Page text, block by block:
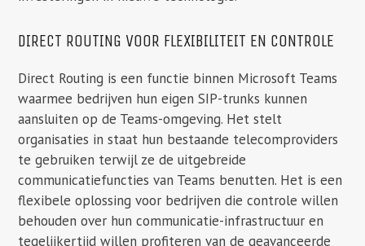
DIRECT ROUTING VOOR FLEXIBILITEIT EN CONTROLE
Direct Routing is een functie binnen Microsoft Teams
waarmee bedrijven hun eigen SIP-trunks kunnen
aansluiten op de Teams-omgeving. Het stelt
organisaties in staat hun bestaande telecomproviders
te gebruiken terwijl ze de uitgebreide
communicatiefuncties van Teams benutten. Het is een
flexibele oplossing voor bedrijven die controle willen
behouden over hun communicatie-infrastructuur en
tegelijkertijd willen profiteren van de geavanceerde